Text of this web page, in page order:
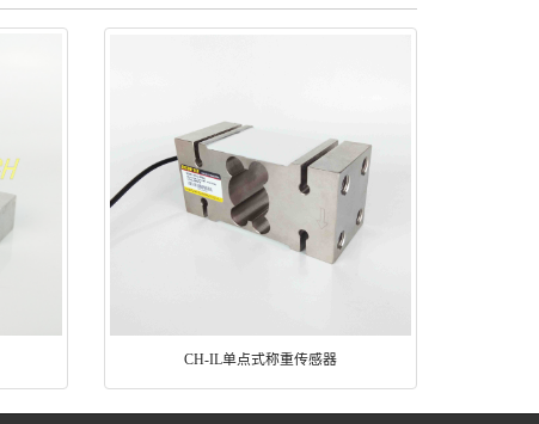
CH-IL单点式称重传感器